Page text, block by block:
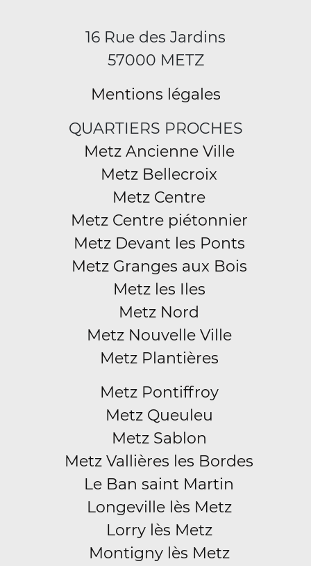
16 Rue des Jardins
57000 METZ
Mentions légales
QUARTIERS PROCHES
Metz Ancienne Ville
Metz Bellecroix
Metz Centre
Metz Centre piétonnier
Metz Devant les Ponts
Metz Granges aux Bois
Metz les Iles
Metz Nord
Metz Nouvelle Ville
Metz Plantières
Metz Pontiffroy
Metz Queuleu
Metz Sablon
Metz Vallières les Bordes
Le Ban saint Martin
Longeville lès Metz
Lorry lès Metz
Montigny lès Metz